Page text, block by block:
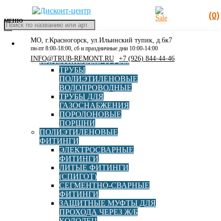
(0)
Поиск
товаров
МЕНЮ
КАТАЛОГ
РАСПРОДАЖА
ПЛАСТИКОВЫЕ ТРУБЫ
ТРУБЫ
ПОЛИЭТИЛЕНОВЫЕ
ВОДОПРОВОДНЫЕ
ТРУБЫ ДЛЯ
ГАЗОСНАБЖЕНИЯ
ПОРОЛОНОВЫЕ
ПОРШНИ
ПОЛИЭТИЛЕНОВЫЕ
ФИТИНГИ
ЭЛЕКТРОСВАРНЫЕ
ФИТИНГИ
ЛИТЫЕ ФИТИНГИ
(СПИГОТ)
СЕГМЕНТНО-СВАРНЫЕ
ФИТИНГИ
ЗАЩИТНЫЕ МУФТЫ ДЛЯ
ПРОХОДА ЧЕРЕЗ Ж/Б
МО, г.Красногорск, ул.Ильинский тупик, д.6к7
пн-пт 8:00-18:00, сб и праздничные дни 10:00-14:00
INFO@TRUB-REMONT.RU +7 (926) 844-44-46
Главная »Каталог» Полиэтиленовые фитинги
Электросварные фитинги»Муфта электросварная AGRU
d355 SDR17
Муфта электросварная
AGRU d355 SDR17
Бренд
Страна
Диаметр, мм